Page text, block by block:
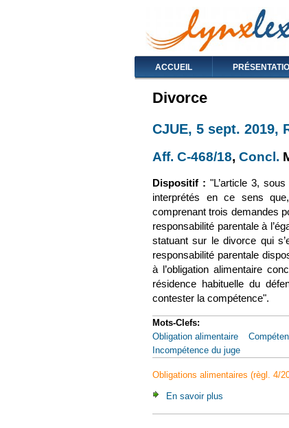
ACCUEIL
Divorce
CJUE, 5 sept. 2019,
Aff. C-468/18(le lien
, Concl.
Dispositif : "L’article 3,
interprétés en ce sens
comprenant trois demandes
responsabilité parentale à
statuant sur le divorce qui
responsabilité parentale
à l’obligation alimentaire
résidence habituelle du
contester la compétence".
Mots-Clefs:
Obligation alimentaire
Incompétence du juge
Obligations alimentaires (règl. 4/
En savoir plus